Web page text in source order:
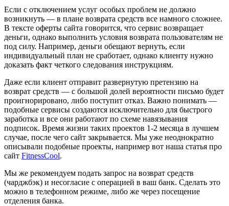
Если с отключением услуг особых проблем не должно
возникнуть — в плане возврата средств все намного сложнее.
В тексте оферты сайта говорится, что сервис возвращает
деньги, однако выполнить условия возврата пользователям не
под силу. Например, деньги обещают вернуть, если
индивидуальный план не сработает, однако клиенту нужно
доказать факт четкого следования инструкциям.
Даже если клиент отправит развернутую претензию на
возврат средств — с большой долей вероятности письмо будет
проигнорировано, либо поступит отказ. Важно понимать —
подобные сервисы создаются исключительно для быстрого
заработка и все они работают по схеме навязывания
подписок. Время жизни таких проектов 1-2 месяца в лучшем
случае, после чего сайт закрывается. Мы уже неоднократно
описывали подобные проекты, например вот наша статья про
сайт FitnessCool.
Мы же рекомендуем подать запрос на возврат средств
(чарджбэк) и несогласие с операцией в ваш банк. Сделать это
можно в телефонном режиме, либо же через посещение
отделения банка.